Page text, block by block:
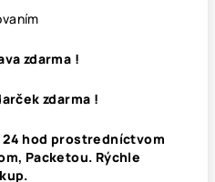
zdarma !
zdarma !
hod prostredníctvom
Packetou. Rýchle